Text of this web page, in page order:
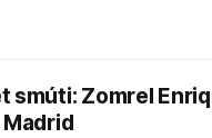
smúti: Zomrel